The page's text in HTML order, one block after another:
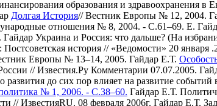
образования и
Долгая История// Вестник Европы № 12, 2004.
отношения № 8, 2004. - С.61–69. Е.
Гайдар Украина и Россия: что дальше? (На
история // «Ведомости» 20 января
Европы № 13–14, 2005. Гайдар Е.Т.
// Известия.Ру Комментарии 07.07.2005.
развития до сих пор влияет на развитие
№ 1, 2006. - С.38–60. Гайдар Е.Т.
// ИзвестияRU. 08 февраля 2006г. Гайдар Е.Т.